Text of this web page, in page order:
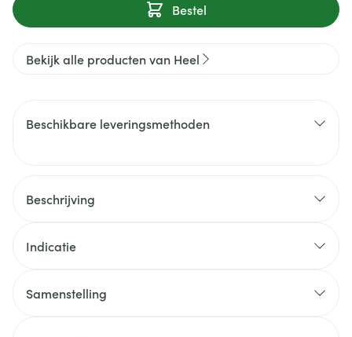
Bestel
Bekijk alle producten van Heel
Beschikbare leveringsmethoden
Beschrijving
Indicatie
Samenstelling